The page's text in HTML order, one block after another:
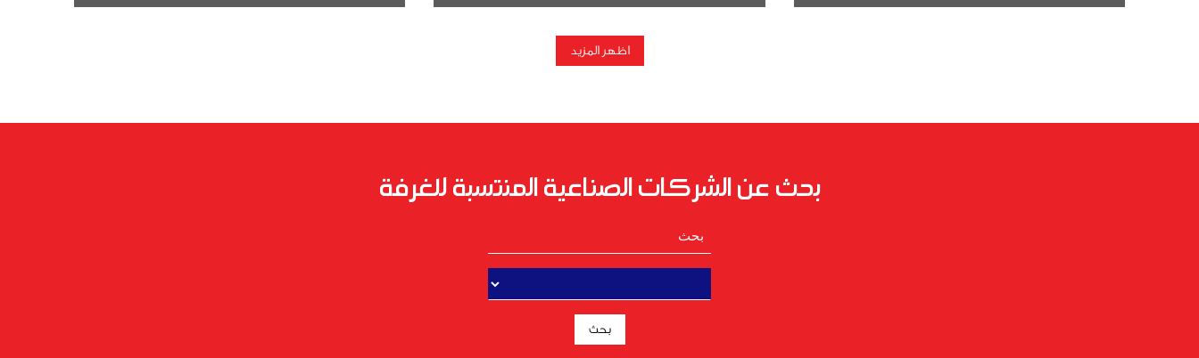
اظهر المزيد
بحث عن الشركات الصناعية المنتسبة للغرفة